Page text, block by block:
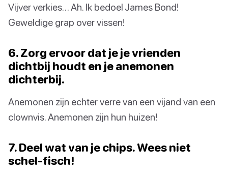
Vijver verkies… Ah. Ik bedoel James Bond!
Geweldige grap over vissen!
6. Zorg ervoor dat je je vrienden
dichtbij houdt en je anemonen
dichterbij.
Anemonen zijn echter verre van een vijand van een
clownvis. Anemonen zijn hun huizen!
7. Deel wat van je chips. Wees niet
schel-fisch!